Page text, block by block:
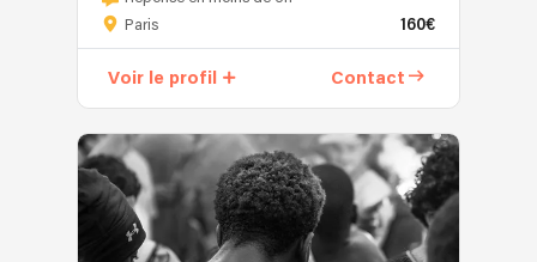
Paris
160€
Voir le profil Contact